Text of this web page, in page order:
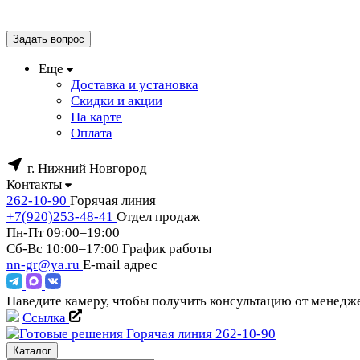
Задать вопрос
Еще
Доставка и установка
Скидки и акции
На карте
Оплата
г. Нижний Новгород
Контакты
262-10-90 Горячая линия
+7(920)253-48-41 Отдел продаж
Пн-Пт 09:00–19:00
Сб-Вс 10:00–17:00 График работы
nn-gr@ya.ru E-mail адрес
Наведите камеру, чтобы получить консультацию от
Ссылка
Горячая линия 262-10-90
Каталог